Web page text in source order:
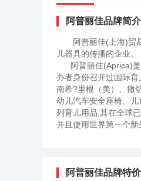
阿普丽佳品牌简介
阿普丽佳(上海)贸
儿器具的传播的企业。
阿普丽佳(Aprica)是
办者身份召开过国际
南希?里根（美）、撒
幼儿汽车安全座椅、
列育儿用品,其在全球
并且使用世界第一个
带到中国，为中国婴
阿普丽佳品牌特价